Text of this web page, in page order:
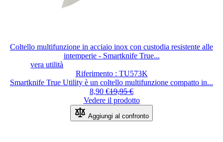
Coltello multifunzione in acciaio inox con custodia resistente alle
intemperie - Smartknife True...
vera utilità
Riferimento : TU573K
Smartknife True Utility è un coltello multifunzione compatto in...
8,90 €19,95 €
Vedere il prodotto
Aggiungi al confronto